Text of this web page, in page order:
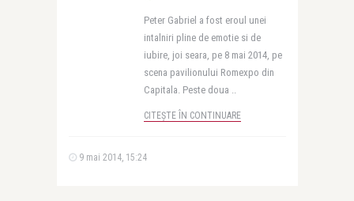
Peter Gabriel a fost eroul unei
intalniri pline de emotie si de
iubire, joi seara, pe 8 mai 2014, pe
scena pavilionului Romexpo din
Capitala. Peste doua ..
CITEȘTE ÎN CONTINUARE
9 mai 2014, 15:24